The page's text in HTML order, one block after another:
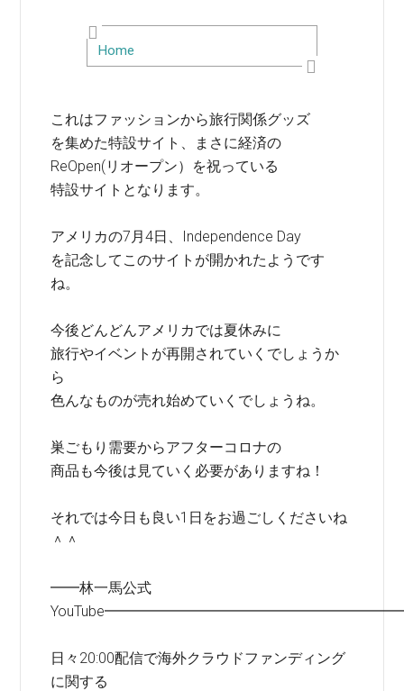
Home
これはファッションから旅行関係グッズ
を集めた特設サイト、まさに経済の
ReOpen(リオープン）を祝っている
特設サイトとなります。
アメリカの7月4日、Independence Day
を記念してこのサイトが開かれたようです
ね。
今後どんどんアメリカでは夏休みに
旅行やイベントが再開されていくでしょうか
ら
色んなものが売れ始めていくでしょうね。
巣ごもり需要からアフターコロナの
商品も今後は見ていく必要がありますね！
それでは今日も良い1日をお過ごしくださいね
＾＾
━━林一馬公式
日々20:00配信で海外クラウドファンディング
に関する